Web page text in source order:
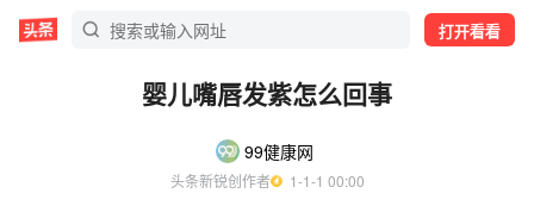
打开看看
婴儿嘴唇发紫怎么回事
99健康网
头条新锐创作者
  1-1-1 00:00